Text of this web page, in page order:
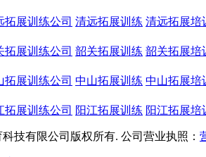
拓展训练公司 清远拓展训练 清远拓展培
拓展训练公司 韶关拓展训练 韶关拓展培
拓展训练公司 中山拓展训练 中山拓展培
拓展训练公司 阳江拓展训练 阳江拓展培
技有限公司版权所有. 公司营业执照：